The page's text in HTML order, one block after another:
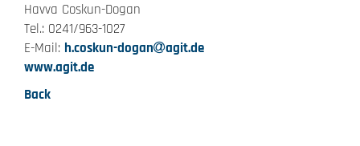
Havva Coskun-Dogan
Tel.: 0241/963-1027
E-Mail: h.coskun-dogan
agit.de
www.agit.de
Back